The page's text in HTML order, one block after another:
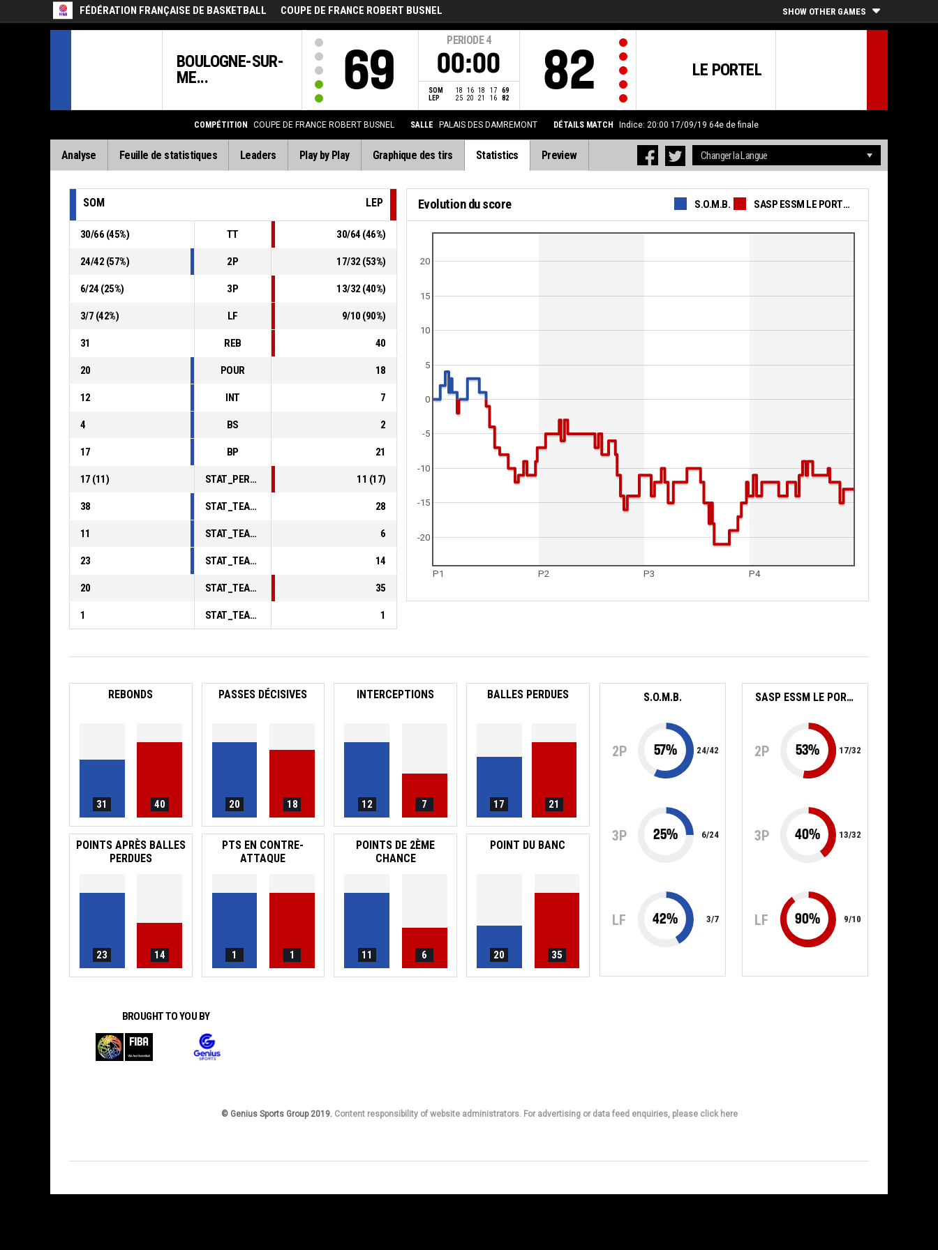
FÉDÉRATION FRANÇAISE DE BASKETBALL COUPE DE FRANCE ROBERT BUSNEL SHOW OTHER GAMES
BOULOGNE-SUR-
ME...
69
PERIODE 4
00:00
SOM 18 16 18 17
69
LEP
25 20 21 16 82
LE PORTEL
82
COMPÉTITION COUPE DE FRANCE ROBERT BUSNEL SALLE PALAIS DES DAMREMONT DÉTAILS MATCH Indice: 20:00 17/09/19 64e de finale
Analyse Feuille de statistiques Leaders Play by Play Graphique des tirs Statistics Preview
SOM LEP
30/66 (45%) TT 30/64 (46%)
24/42 (57%) 2P 17/32 (53%)
6/24 (25%) 3P 13/32 (40%)
3/7 (42%) LF 9/10 (90%)
31 REB 40
20 POUR 18
12 INT 7
4 BS 2
17 BP 21
17 (11) STAT_PERSONMATCH_BASKETBALL_sFoulsPersonal_ABBREV 11 (17)
38 STAT_TEAMMATCH_BASKETBALL_sPointsInThePaint_ABBREV 28
11 STAT_TEAMMATCH_BASKETBALL_sPointsSecondChance_ABBREV 6
23 STAT_TEAMMATCH_BASKETBALL_sPointsFromTurnovers_ABBREV 14
20 STAT_TEAMMATCH_BASKETBALL_sBenchPoints_ABBREV 35
1 STAT_TEAMMATCH_BASKETBALL_sPointsFastBreak_ABBREV 1
Evolution du score S.O.M.B. SASP ESSM LE PORTEL BBCO
P1 P2 P3 P4
0
5
10
15
20
-20
-15
-10
-5
REBONDS
31 40
PASSES DÉCISIVES
20 18
INTERCEPTIONS
12 7
BALLES PERDUES
17 21
POINTS APRÈS BALLES
PERDUES
23 14
PTS EN CONTRE-
ATTAQUE
1 1
POINTS DE 2ÈME
CHANCE
11 6
POINT DU BANC
20 35
S.O.M.B.
2P 57% 24/42
3P 25% 6/24
LF 42% 3/7
SASP ESSM LE PORTEL BBCO
2P 53% 17/32
3P 40% 13/32
LF 90% 9/10
BROUGHT TO YOU BY
© Genius Sports Group 2019. Content responsibility of website administrators. For advertising or data feed enquiries, please click here